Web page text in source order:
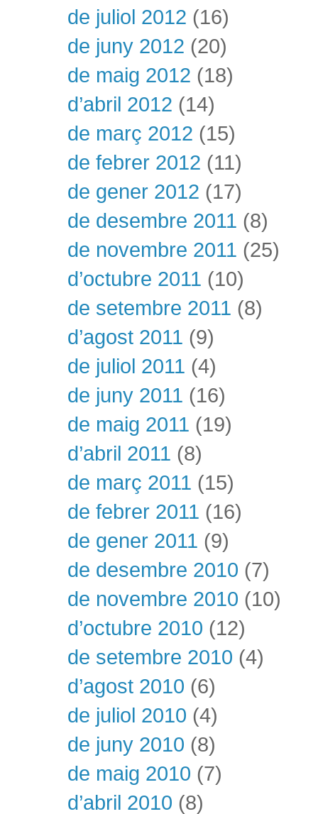
de juliol 2012 (16)
de juny 2012 (20)
de maig 2012 (18)
d’abril 2012 (14)
de març 2012 (15)
de febrer 2012 (11)
de gener 2012 (17)
de desembre 2011 (8)
de novembre 2011 (25)
d’octubre 2011 (10)
de setembre 2011 (8)
d’agost 2011 (9)
de juliol 2011 (4)
de juny 2011 (16)
de maig 2011 (19)
d’abril 2011 (8)
de març 2011 (15)
de febrer 2011 (16)
de gener 2011 (9)
de desembre 2010 (7)
de novembre 2010 (10)
d’octubre 2010 (12)
de setembre 2010 (4)
d’agost 2010 (6)
de juliol 2010 (4)
de juny 2010 (8)
de maig 2010 (7)
d’abril 2010 (8)